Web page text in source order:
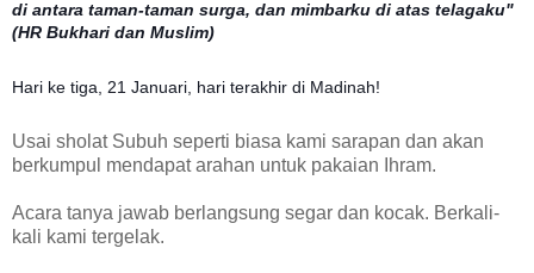
di antara taman-taman surga, dan mimbarku di atas telagaku"
(HR Bukhari dan Muslim)
Hari ke tiga, 21 Januari, hari terakhir di Madinah!
Usai sholat Subuh seperti biasa kami sarapan dan akan
berkumpul mendapat arahan untuk pakaian Ihram.
Acara tanya jawab berlangsung segar dan kocak. Berkali-
kali kami tergelak.